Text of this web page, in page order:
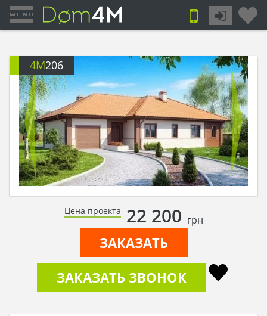
4M206
Цена проекта 22 200 грн
ЗАКАЗАТЬ
ЗАКАЗАТЬ ЗВОНОК